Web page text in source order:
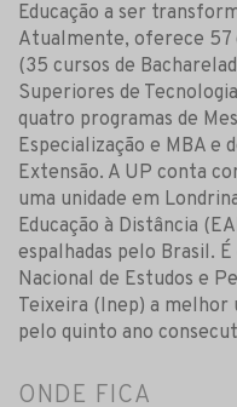
Educação a ser
Atualmente, oferece 57
(35 cursos de
Superiores de
quatro programas de
Especialização e MBA e
Extensão. A UP conta
uma unidade em
Educação à Distância
espalhadas pelo Brasil.
Nacional de Estudos e
Teixeira (Inep) a melhor
pelo quinto ano
ONDE FICA